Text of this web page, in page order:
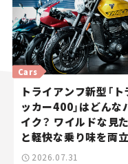
トライアンフ新型「ト
ッカー400」はどんな
イク？ ワイルドな見
と軽快な乗り味を両
た400ccフラットトラ
Cars
2026.07.31